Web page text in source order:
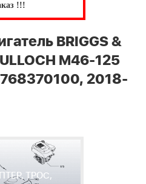
!!!
BRIGGS &
M46-125
2018-
ТРОС,